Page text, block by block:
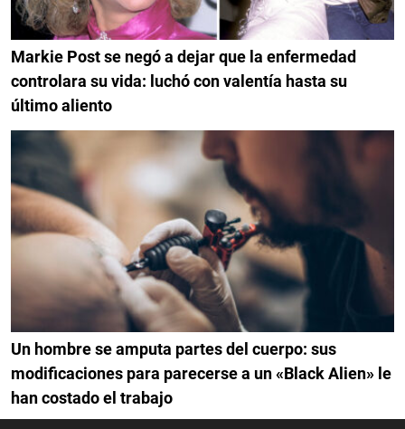
Markie Post se negó a dejar que la enfermedad
controlara su vida: luchó con valentía hasta su
último aliento
Un hombre se amputa partes del cuerpo: sus
modificaciones para parecerse a un «Black Alien» le
han costado el trabajo